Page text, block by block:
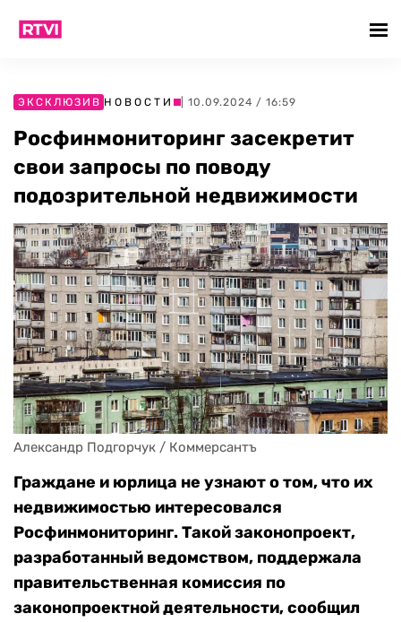
ЭКСКЛЮЗИВ НОВОСТИ | 10.09.2024 / 16:59
Росфинмониторинг засекретит
свои запросы по поводу
подозрительной недвижимости
Александр Подгорчук / Коммерсантъ
Граждане и юрлица не узнают о том, что их
недвижимостью интересовался
Росфинмониторинг. Такой законопроект,
разработанный ведомством, поддержала
правительственная комиссия по
законопроектной деятельности, сообщил